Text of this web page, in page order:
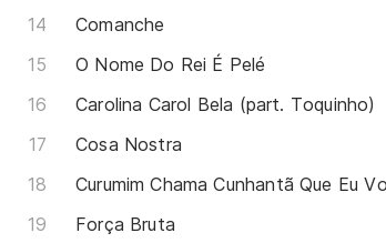
Comanche
O Nome Do Rei É Pelé
Carolina Carol Bela (part. Toquinho)
Cosa Nostra
Força Bruta